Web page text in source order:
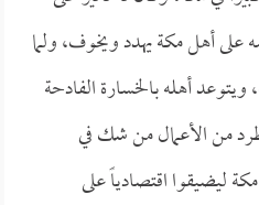
على أهل مكة يهدد ويخوف، ولما
أهله بالخسارة الفادحة
يطرد من الأعمال من شك في
ليضيقوا اقتصادياً على